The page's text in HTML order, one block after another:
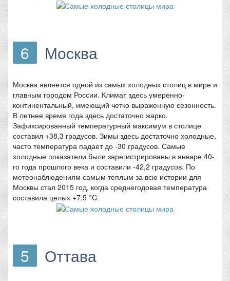
6 Москва
Москва является одной из самых холодных столиц в мире и
главным городом России. Климат здесь умеренно-
континентальный, имеющий четко выраженную сезонность.
В летнее время года здесь достаточно жарко.
Зафиксированный температурный максимум в столице
составил +38,3 градусов. Зимы здесь достаточно холодные,
часто температура падает до -30 градусов. Самые
холодные показатели были зарегистрированы в январе 40-
го года прошлого века и составили -42,2 градусов. По
метеонаблюдениям самым теплым за всю истории для
Москвы стал 2015 год, когда среднегодовая температура
составила целых +7,5 °C.
5 Оттава